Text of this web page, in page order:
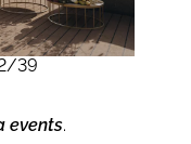
39
events.